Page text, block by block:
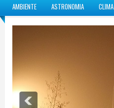
AMBIENTE ASTRONOMIA CLIMA